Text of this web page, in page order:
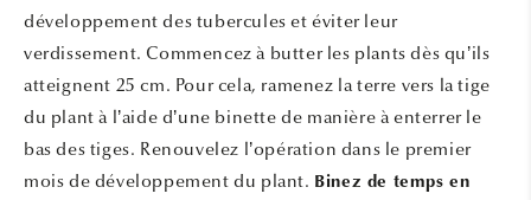
développement des tubercules et éviter leur
verdissement. Commencez à butter les plants dès qu’ils
atteignent 25 cm. Pour cela, ramenez la terre vers la tige
du plant à l’aide d’une binette de manière à enterrer le
bas des tiges. Renouvelez l’opération dans le premier
mois de développement du plant. Binez de temps en